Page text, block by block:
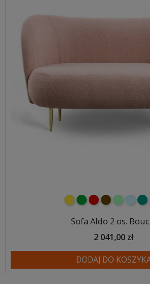
żółtyzielonyczerwony
czekoladowy
miętowy
Sofa Aldo 2 os.
2 041,00 zł
DODAJ DO